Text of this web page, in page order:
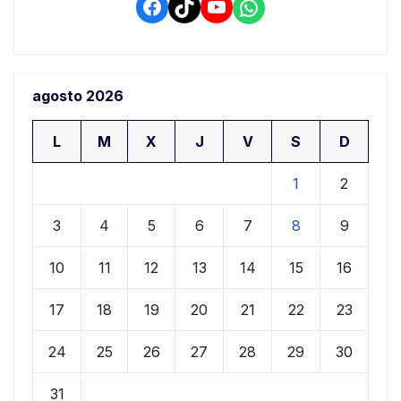
Facebook
TikTokYouTube
WhatsApp
agosto 2026
L M X J V S D
1 2
3 4 5 6 7 8 9
10 11 12 13 14 15 16
17 18 19 20 21 22 23
24 25 26 27 28 29 30
31